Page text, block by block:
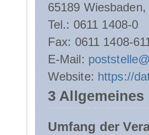
65189
Tel.: 0611 1408-0
Fax: 0611 1408-
E-Mail:
Website: https://
3
Umfang der